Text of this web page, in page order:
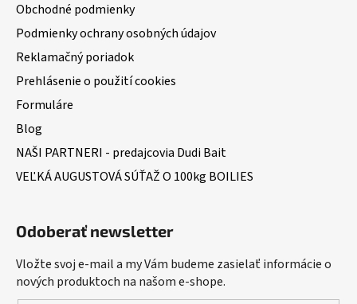
Obchodné podmienky
Podmienky ochrany osobných údajov
Reklamačný poriadok
Prehlásenie o použití cookies
Formuláre
Blog
NAŠI PARTNERI - predajcovia Dudi Bait
VEĽKÁ AUGUSTOVÁ SÚŤAŽ O 100kg BOILIES
Odoberať newsletter
Vložte svoj e-mail a my Vám budeme zasielať informácie o
nových produktoch na našom e-shope.